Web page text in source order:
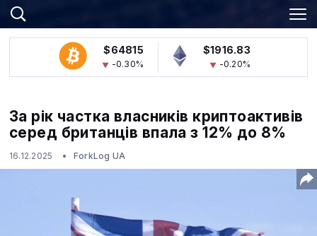
$64815
-0.30%
$1916.83
-0.20%
За рік частка власників криптоактивів
серед британців впала з 12% до 8%
16.12.2025 ForkLog UA